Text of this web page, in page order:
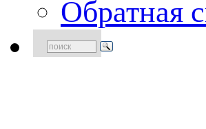
Обратная